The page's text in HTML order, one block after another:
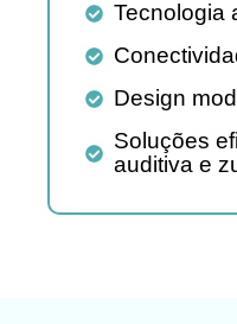
Tecnologia
Design
Soluções
auditiva e